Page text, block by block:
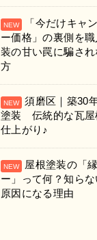
「今だけキャ
ー価格」の裏側を
装の甘い罠に騙さ
方
須磨区｜築30
塗装 伝統的な瓦屋
仕上がり♪
屋根塗装の「
ー」って何？知ら
原因になる理由